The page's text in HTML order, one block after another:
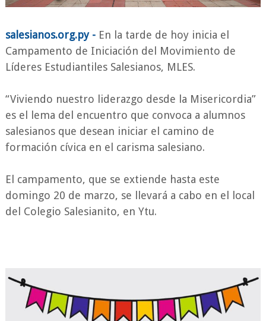
salesianos.org.py - En la tarde de hoy inicia el
Campamento de Iniciación del Movimiento de
Líderes Estudiantiles Salesianos, MLES.
“Viviendo nuestro liderazgo desde la Misericordia”
es el lema del encuentro que convoca a alumnos
salesianos que desean iniciar el camino de
formación cívica en el carisma salesiano.
El campamento, que se extiende hasta este
domingo 20 de marzo, se llevará a cabo en el local
del Colegio Salesianito, en Ytu.